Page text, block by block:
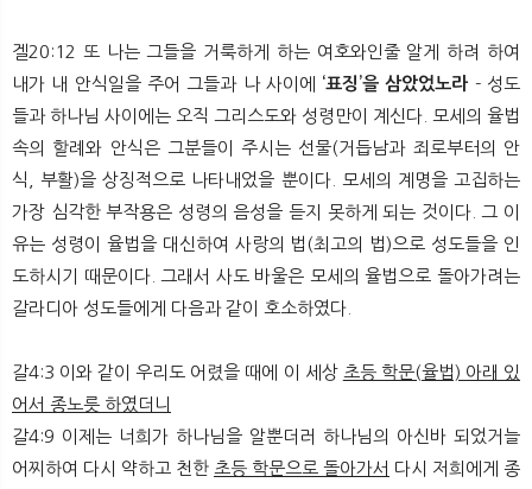
겔20:12 또 나는 그들을 거룩하게 하는 여호와인줄 알게 하려 하여
내가 내 안식일을 주어 그들과 나 사이에
‘표징’을 삼았었노라 - 성도
들과 하나님 사이에는 오직 그리스도와 성령만이 계신다. 모세의 율법
속의 할례와 안식은 그분들이 주시는 선물(거듭남과 죄로부터의 안
식, 부활)을 상징적으로 나타내었을 뿐이다. 모세의 계명을 고집하는
가장 심각한 부작용은 성령의 음성을 듣지 못하게 되는 것이다. 그 이
유는 성령이 율법을 대신하여 사랑의 법(최고의 법)으로 성도들을 인
도하시기 때문이다. 그래서 사도 바울은 모세의 율법으로 돌아가려는
갈라디아 성도들에게 다음과 같이 호소하였다.
갈4:3 이와 같이 우리도 어렸을 때에 이 세상 초등 학문(율법) 아래 있
어서 종노릇 하였더니
갈4:9 이제는 너희가 하나님을 알뿐더러 하나님의 아신바 되었거늘
어찌하여 다시 약하고 천한 초등 학문으로 돌아가서 다시 저희에게 종